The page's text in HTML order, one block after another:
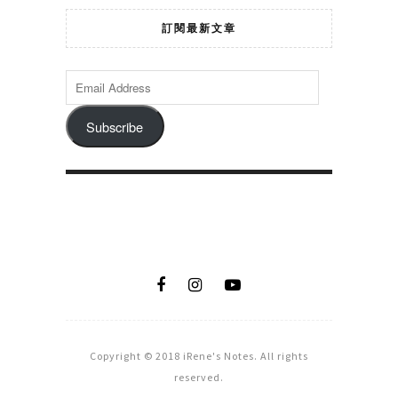
訂閱最新文章
Subscribe
Copyright © 2018 iRene's Notes. All rights
reserved.